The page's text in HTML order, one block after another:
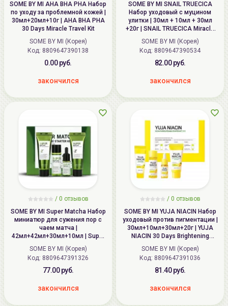
SOME BY MI AHA BHA PHA Набор
по уходу за проблемной кожей |
30мл+20мл+10г | AHA BHA PHA
30 Days Miracle Travel Kit
SOME BY MI (Корея)
Код: 8809647390138
0.00 руб.
закончился
SOME BY MI SNAIL TRUECICA
Набор уходовый с муцином
улитки | 30мл + 10мл + 30мл
+20г | SNAIL TRUECICA Miracle
Repair Starter Kit
SOME BY MI (Корея)
Код: 8809647390534
82.00 руб.
закончился
/ 0 отзывов
SOME BY MI Super Matcha Набор
миниатюр для сужения пор с
чаем матча |
42мл+42мл+30мл+10мл | Super
Matcha Pore Care Starter Kit
SOME BY MI (Корея)
Код: 8809647391326
77.00 руб.
закончился
/ 0 отзывов
SOME BY MI YUJA NIACIN Набор
уходовый против пигментации |
30мл+10мл+30мл+20г | YUJA
NIACIN 30 Days Brightening
Starter Kit
SOME BY MI (Корея)
Код: 8809647391036
81.40 руб.
закончился